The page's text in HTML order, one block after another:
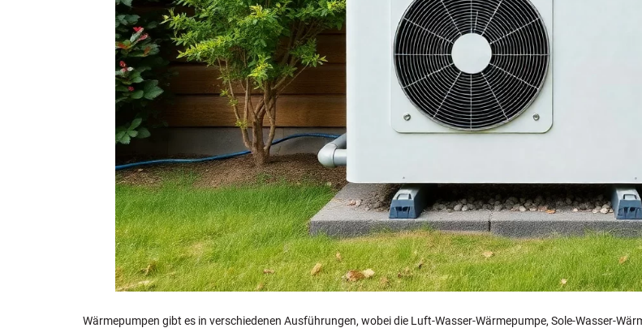
Wärmepumpen gibt es in verschiedenen Ausführungen, wobei die Luft-Wasser-Wärmepumpe, Sole-Wasser-